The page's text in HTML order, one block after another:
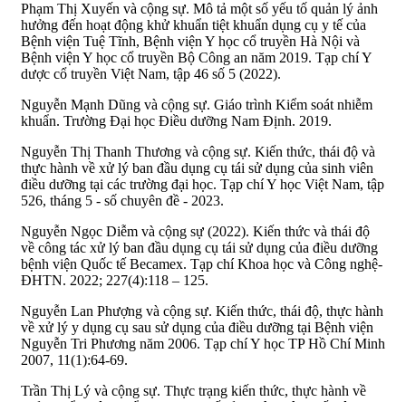
Phạm Thị Xuyến và cộng sự. Mô tả một số yếu tố quản lý ảnh
hưởng đến hoạt động khử khuẩn tiệt khuẩn dụng cụ y tế của
Bệnh viện Tuệ Tĩnh, Bệnh viện Y học cổ truyền Hà Nội và
Bệnh viện Y học cổ truyền Bộ Công an năm 2019. Tạp chí Y
dược cổ truyền Việt Nam, tập 46 số 5 (2022).
Nguyễn Mạnh Dũng và cộng sự. Giáo trình Kiểm soát nhiễm
khuẩn. Trường Đại học Điều dưỡng Nam Định. 2019.
Nguyễn Thị Thanh Thương và cộng sự. Kiến thức, thái độ và
thực hành về xử lý ban đầu dụng cụ tái sử dụng của sinh viên
điều dưỡng tại các trường đại học. Tạp chí Y học Việt Nam, tập
526, tháng 5 - số chuyên đề - 2023.
Nguyễn Ngọc Diễm và cộng sự (2022). Kiến thức và thái độ
về công tác xử lý ban đầu dụng cụ tái sử dụng của điều dưỡng
bệnh viện Quốc tế Becamex. Tạp chí Khoa học và Công nghệ-
ĐHTN. 2022; 227(4):118 – 125.
Nguyễn Lan Phượng và cộng sự. Kiến thức, thái độ, thực hành
về xử lý y dụng cụ sau sử dụng của điều dưỡng tại Bệnh viện
Nguyễn Tri Phương năm 2006. Tạp chí Y học TP Hồ Chí Minh
2007, 11(1):64-69.
Trần Thị Lý và cộng sự. Thực trạng kiến thức, thực hành về